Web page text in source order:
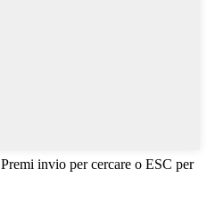
Premi invio per cercare o ESC per